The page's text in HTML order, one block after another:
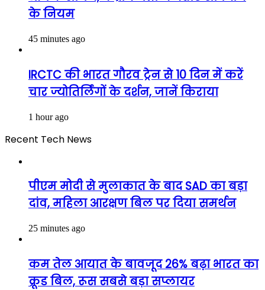
के नियम
45 minutes ago
IRCTC की भारत गौरव ट्रेन से 10 दिन में करें
चार ज्योतिर्लिंगों के दर्शन, जानें किराया
1 hour ago
Recent Tech News
पीएम मोदी से मुलाकात के बाद SAD का बड़ा
दांव, महिला आरक्षण बिल पर दिया समर्थन
25 minutes ago
कम तेल आयात के बावजूद 26% बढ़ा भारत का
क्रूड बिल, रूस सबसे बड़ा सप्लायर